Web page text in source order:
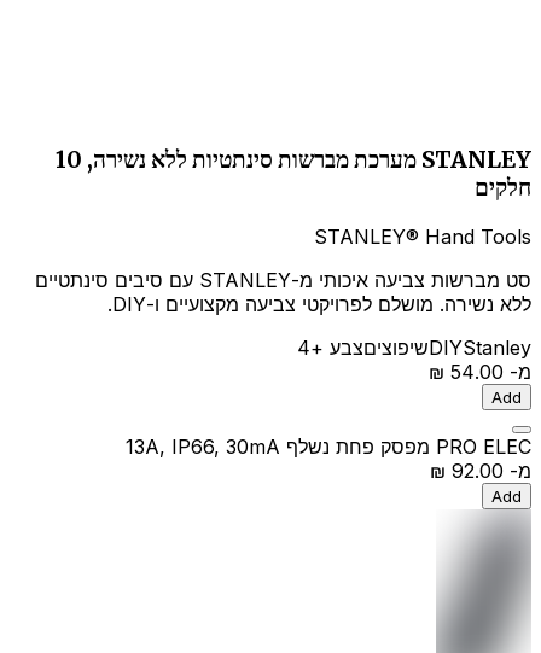
STANLEY מערכת מברשות סינתטיות ללא נשירה, 10
חלקים
STANLEY® Hand Tools
סט מברשות צביעה איכותי מ-STANLEY עם סיבים סינתטיים
ללא נשירה. מושלם לפרויקטי צביעה מקצועיים ו-DIY.
DIYStanley שיפוציםצבע +4
מ-
Add
PRO ELEC מפסק פחת נשלף 13A, IP66, 30mA
מ-
Add